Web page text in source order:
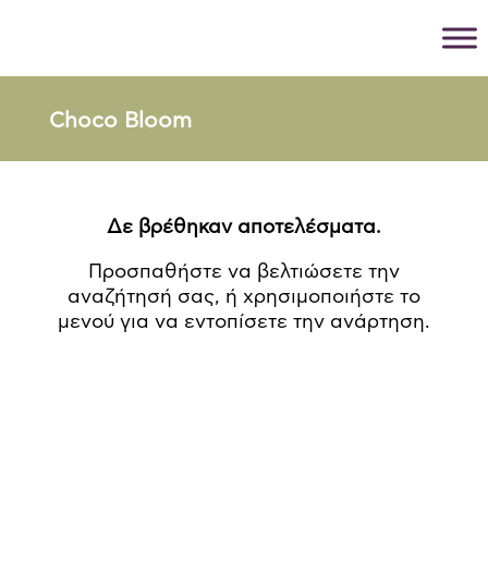
Choco Bloom
Δε βρέθηκαν αποτελέσματα.
Προσπαθήστε να βελτιώσετε την
αναζήτησή σας, ή χρησιμοποιήστε το
μενού για να εντοπίσετε την ανάρτηση.